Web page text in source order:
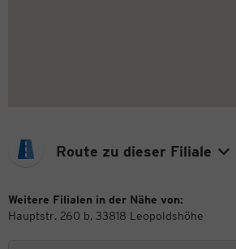
Route zu dieser Filiale
Weitere Filialen in der Nähe von:
Hauptstr. 260 b, 33818 Leopoldshöhe